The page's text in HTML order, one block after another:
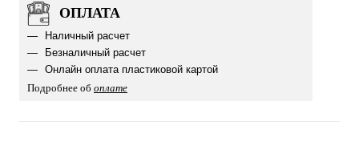
ОПЛАТА
Наличный расчет
Безналичный расчет
Онлайн оплата пластиковой картой
Подробнее об оплате